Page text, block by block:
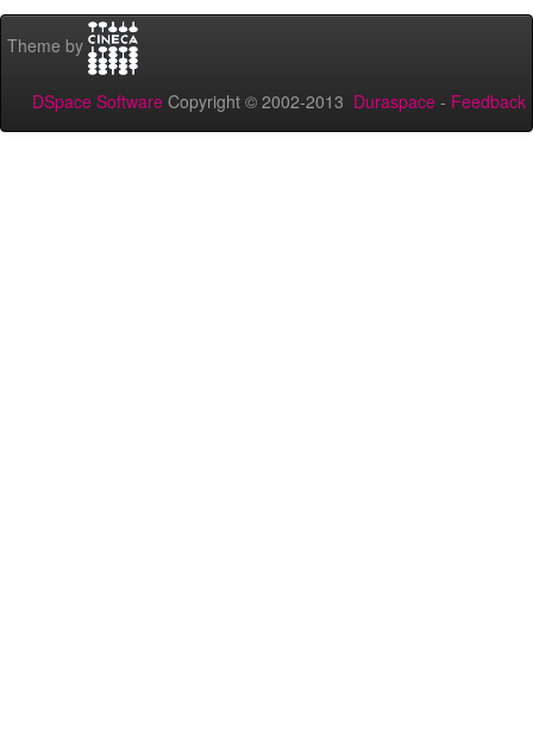
Theme by
DSpace Software Copyright © 2002-2013 Duraspace - Feedback